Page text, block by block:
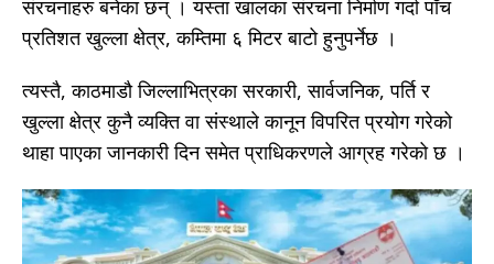
संरचनाहरु बनेका छन् । यस्ता खालका संरचना निर्माण गर्दा पाँच
प्रतिशत खुल्ला क्षेत्र, कम्तिमा ६ मिटर बाटो हुनुपर्नेछ ।
त्यस्तै, काठमाडौ जिल्लाभित्रका सरकारी, सार्वजनिक, पर्ति र
खुल्ला क्षेत्र कुनै व्यक्ति वा संस्थाले कानून विपरित प्रयोग गरेको
थाहा पाएका जानकारी दिन समेत प्राधिकरणले आग्रह गरेको छ ।